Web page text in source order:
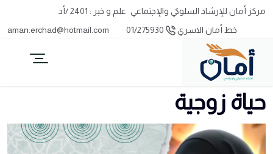
مركز أمان للإرشاد السلوكي والإجتماعي علم و خبر : 2401 /أد
خط أمان الاسري
01/275930
aman.erchad@hotmail.com
حياة زوجية